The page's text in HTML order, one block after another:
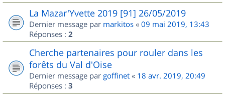
La Mazar'Yvette 2019 [91] 26/05/2019
Dernier message par markitos « 09 mai 2019, 13:43
Réponses : 2
Cherche partenaires pour rouler dans les
forêts du Val d'Oise
Dernier message par goffinet « 18 avr. 2019, 20:49
Réponses : 3